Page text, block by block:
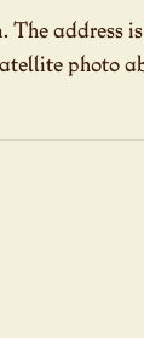
The address is
photo